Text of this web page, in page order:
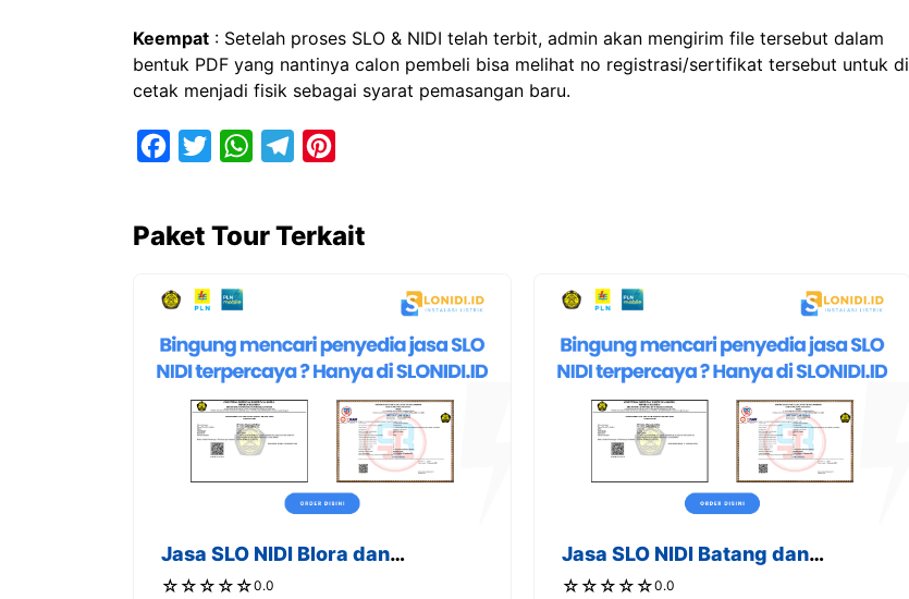
Keempat : Setelah proses SLO & NIDI telah terbit, admin akan mengirim file tersebut dalam
bentuk PDF yang nantinya calon pembeli bisa melihat no registrasi/sertifikat tersebut untuk di
cetak menjadi fisik sebagai syarat pemasangan baru.
e
o
o
k
r
W
t
p
p
e
a
m
t
e
s
t
Paket Tour Terkait
Jasa SLO NIDI Blora dan
Sekitarnya
☆ ☆ ☆ ☆ ☆0.0
Jasa SLO NIDI Batang dan
Sekitarnya
☆ ☆ ☆ ☆ ☆0.0